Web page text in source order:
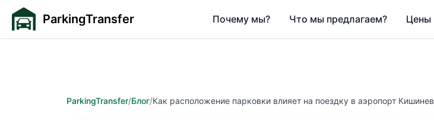
ParkingTransfer Почему мы? Что мы предлагаем? Цены
ParkingTransfer/Блог/Как расположение парковки влияет на поездку в аэропорт Кишинев